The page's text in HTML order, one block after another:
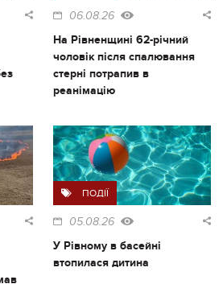
06.08.26
На Рівненщині 62-річний
чоловік після спалювання
стерні потрапив в
реанімацію
ПОДІЇ
05.08.26
У Рівному в басейні
втопилася дитина